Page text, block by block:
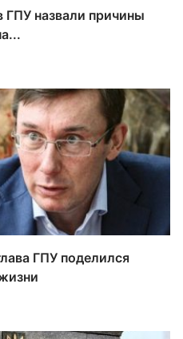
ГПУ назвали причины
ГПУ поделился